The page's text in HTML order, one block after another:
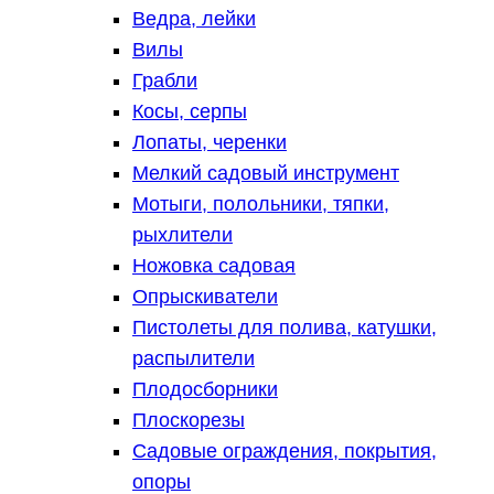
Ведра, лейки
Вилы
Грабли
Косы, серпы
Лопаты, черенки
Мелкий садовый инструмент
Мотыги, полольники, тяпки,
рыхлители
Ножовка садовая
Опрыскиватели
Пистолеты для полива, катушки,
распылители
Плодосборники
Плоскорезы
Садовые ограждения, покрытия,
опоры